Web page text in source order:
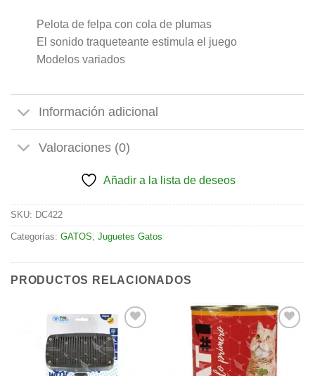
Pelota de felpa con cola de plumas
El sonido traqueteante estimula el juego
Modelos variados
Información adicional
Valoraciones (0)
Añadir a la lista de deseos
SKU: DC422
Categorías: GATOS Juguetes Gatos
PRODUCTOS RELACIONADOS
Añadir
Añadir